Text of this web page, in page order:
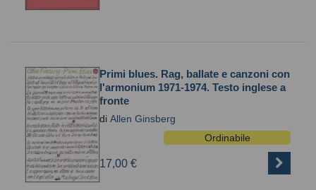
Primi blues. Rag, ballate e canzoni con
l'armonium 1971-1974. Testo inglese a
fronte
di Allen Ginsberg
Ordinabile
17,00 €